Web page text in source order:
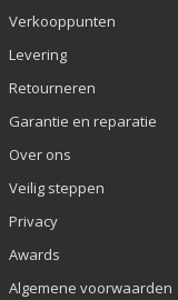
Verkooppunten
Levering
Retourneren
Garantie en reparatie
Over ons
Veilig steppen
Privacy
Awards
Algemene voorwaarden